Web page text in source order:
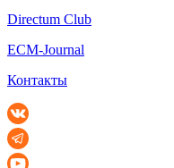
Directum Club
ECM-Journal
Контакты